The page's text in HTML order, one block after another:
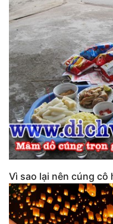
Vì sao lại nên cúng